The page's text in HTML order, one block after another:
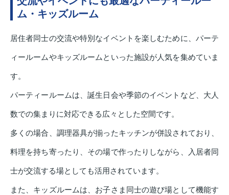
ム・キッズルーム
居住者同士の交流や特別なイベントを楽しむために、パーテ
ィールームやキッズルームといった施設が人気を集めていま
す。
パーティールームは、誕生日会や季節のイベントなど、大人
数での集まりに対応できる広々とした空間です。
多くの場合、調理器具が揃ったキッチンが併設されており、
料理を持ち寄ったり、その場で作ったりしながら、入居者同
士が交流する場としても活用されています。
また、キッズルームは、お子さま同士の遊び場として機能す